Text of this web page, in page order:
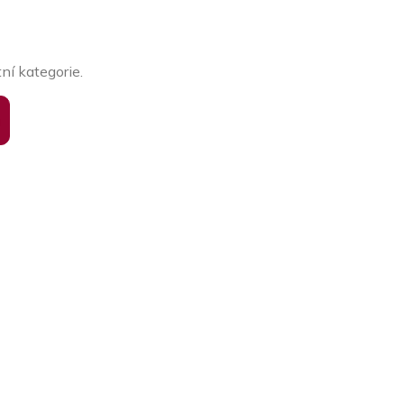
kategorie.